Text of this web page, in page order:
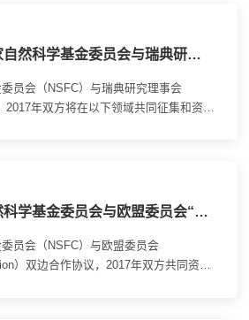
关于2017年度国家自然科学基金委员会与瑞典研究理事会合作研究项目的预通知
员会（NSFC）与瑞典研究理事会
2017年双方将在以下领域共同征集和资助
2017年度国家自然科学基金委员会与欧盟委员会“中欧人才项目”指南
员会（NSFC）与欧盟委员会
）双边合作协议，2017年双方共同资助